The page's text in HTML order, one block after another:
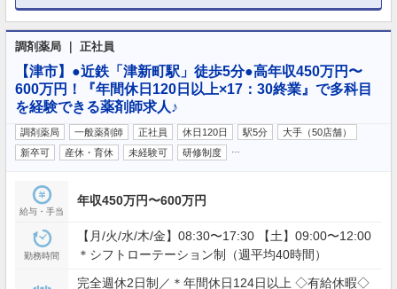
調剤薬局 ｜ 正社員
【津市】●近鉄「津新町駅」徒歩5分●高年収450万円〜
600万円！『年間休日120日以上×17：30終業』で多科目
を経験できる薬剤師求人♪
調剤薬局 一般薬剤師 正社員 休日120日 駅5分
大手（50店舗）
新卒可
産休・育休 未経験可 研修制度
給与・手当
年収450万円〜600万円
勤務時間
【月/火/水/木/金】08:30〜17:30 【土】09:00〜12:00
＊シフトローテーション制（週平均40時間）
完全週休2日制／＊年間休日124日以上 ◇有給休暇◇